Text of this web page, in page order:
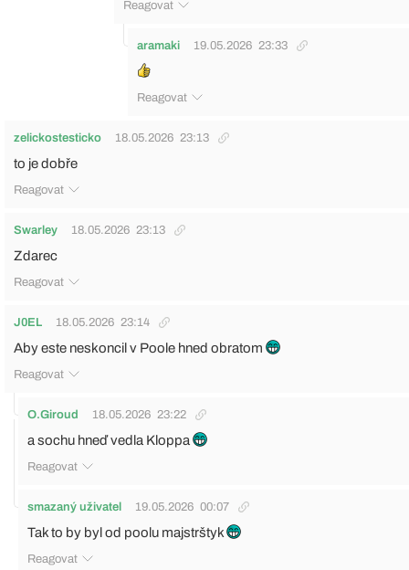
Reagovat
aramaki 19.05.2026 23:33
Reagovat
zelickostesticko 18.05.2026 23:13
to je dobře
Reagovat
Swarley 18.05.2026 23:13
Zdarec
Reagovat
J0EL 18.05.2026 23:14
Aby este neskoncil v Poole hned obratom
Reagovat
O.Giroud 18.05.2026 23:22
a sochu hneď vedla Kloppa
Reagovat
smazaný uživatel 19.05.2026 00:07
Tak to by byl od poolu majstrštyk
Reagovat